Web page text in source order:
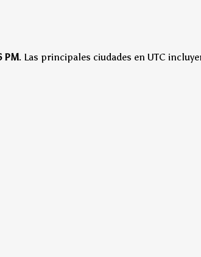
PM. Las principales ciudades en UTC